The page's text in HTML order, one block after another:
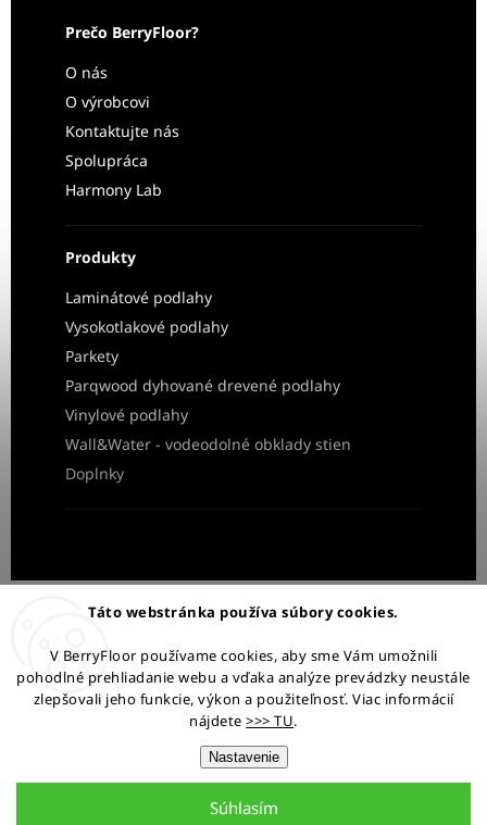
Táto webstránka používa súbory cookies.
V BerryFloor používame cookies, aby sme Vám umožnili
pohodlné prehliadanie webu a vďaka analýze prevádzky neustále
zlepšovali jeho funkcie, výkon a použiteľnosť. Viac informácií
nájdete>>> TU.
Nastavenie
Súhlasím
Prečo BerryFloor?
O nás
O výrobcovi
Kontaktujte nás
Spolupráca
Harmony Lab
Produkty
Laminátové podlahy
Vysokotlakové podlahy
Parkety
Parqwood dyhované drevené podlahy
Vinylové podlahy
Wall&Water - vodeodolné obklady stien
Doplnky
Obchodné podmienkyOchrana osobných údajov
Ostaňme v kontakte: